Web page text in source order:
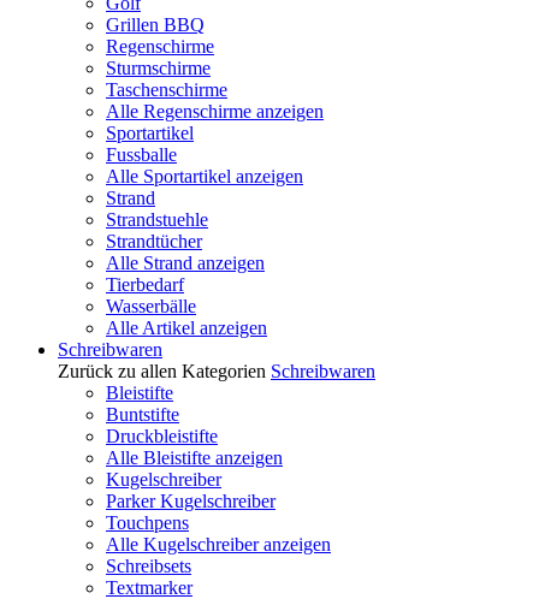
Grillen BBQ
Regenschirme
Sturmschirme
Taschenschirme
Alle Regenschirme anzeigen
Sportartikel
Fussballe
Alle Sportartikel anzeigen
Strand
Strandstuehle
Strandtücher
Alle Strand anzeigen
Tierbedarf
Wasserbälle
Alle Artikel anzeigen
Schreibwaren
Zurück zu allen Kategorien Schreibwaren
Bleistifte
Buntstifte
Druckbleistifte
Alle Bleistifte anzeigen
Kugelschreiber
Parker Kugelschreiber
Touchpens
Alle Kugelschreiber anzeigen
Schreibsets
Textmarker